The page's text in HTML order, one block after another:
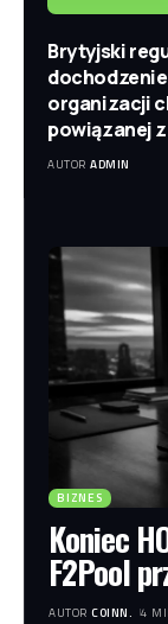
Brytyjski
organizacji
powiązanej z
AUTOR ADMIN
BIZNES
Koniec
F2Pool
AUTOR COINN. 4